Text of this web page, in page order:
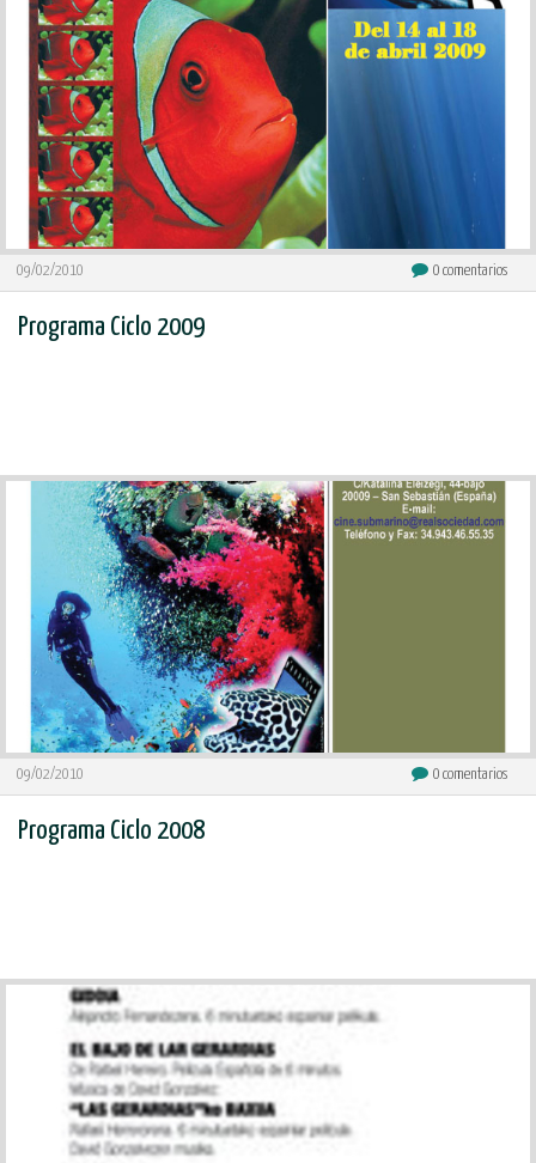
09/02/2010 0 comentarios
Programa Ciclo 2009
09/02/2010 0 comentarios
Programa Ciclo 2008